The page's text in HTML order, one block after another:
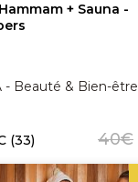
+ Sauna -
- Beauté & Bien-être
40€
(33)